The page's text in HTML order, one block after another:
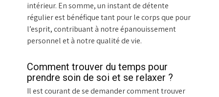
intérieur. En somme, un instant de détente
régulier est bénéfique tant pour le corps que pour
l’esprit, contribuant à notre épanouissement
personnel et à notre qualité de vie.
Comment trouver du temps pour
prendre soin de soi et se relaxer ?
Il est courant de se demander comment trouver